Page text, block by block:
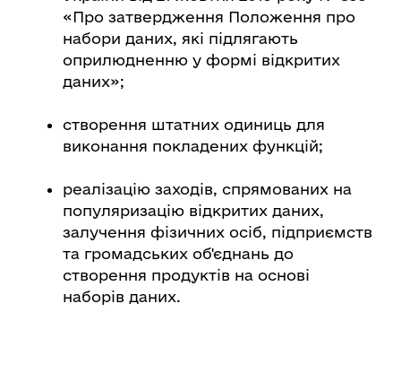
«Про затвердження Положення про
набори даних, які підлягають
оприлюдненню у формі відкритих
даних»;
створення штатних одиниць для
виконання покладених функцій;
реалізацію заходів, спрямованих на
популяризацію відкритих даних,
залучення фізичних осіб, підприємств
та громадських об'єднань до
створення продуктів на основі
наборів даних.